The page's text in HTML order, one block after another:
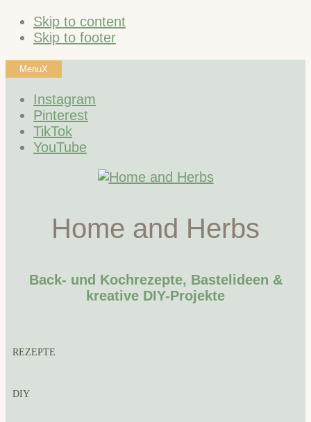
Skip to content
Skip to footer
MenuX
Instagram
Pinterest
TikTok
YouTube
Home and Herbs
Back- und Kochrezepte, Bastelideen &
kreative DIY-Projekte
REZEPTE
DIY